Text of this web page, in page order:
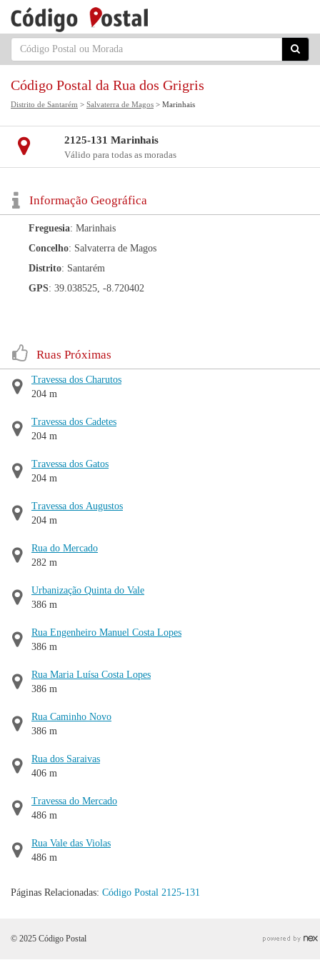
Código Postal da Rua dos Grigris
Distrito de Santarém > Salvaterra de Magos > Marinhais
2125-131 Marinhais
Válido para todas as moradas
Informação Geográfica
Freguesia: Marinhais
Concelho: Salvaterra de Magos
Distrito: Santarém
GPS: 39.038525, -8.720402
Ruas Próximas
Travessa dos Charutos
204 m
Travessa dos Cadetes
204 m
Travessa dos Gatos
204 m
Travessa dos Augustos
204 m
Rua do Mercado
282 m
Urbanização Quinta do Vale
386 m
Rua Engenheiro Manuel Costa Lopes
386 m
Rua Maria Luísa Costa Lopes
386 m
Rua Caminho Novo
386 m
Rua dos Saraivas
406 m
Travessa do Mercado
486 m
Rua Vale das Violas
486 m
Páginas Relacionadas: Código Postal 2125-131
© 2025 Código Postal